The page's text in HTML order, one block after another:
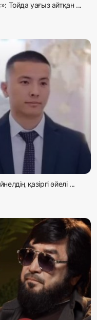
Тойда уағыз айтқан ...
қазіргі әйелі ...